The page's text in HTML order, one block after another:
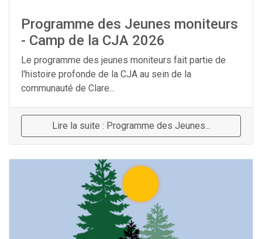
Programme des Jeunes moniteurs
- Camp de la CJA 2026
Le programme des jeunes moniteurs fait partie de
l'histoire profonde de la CJA au sein de la
communauté de Clare...
Lire la suite : Programme des Jeunes...